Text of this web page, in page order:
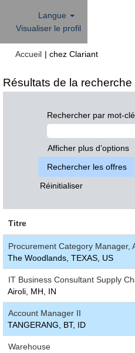
Langue
Visualiser le profil
Accueil | chez Clariant(page
Résultats de la recherche
Rechercher par mot-clé
Afficher plus d’options
Réinitialiser
Titre
Procurement Category Manager,
The Woodlands, TEXAS, US
IT Business Consultant Supply
Airoli, MH, IN
Account Manager II
TANGERANG, BT, ID
Warehouse